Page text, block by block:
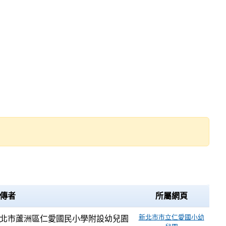
者 所屬網頁
市蘆洲區仁愛國民小學附設幼兒園
新北市市立仁愛國小幼